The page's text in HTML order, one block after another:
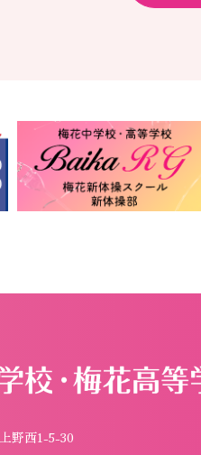
野西1-5-30